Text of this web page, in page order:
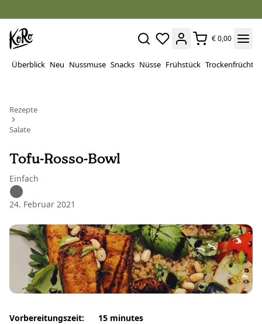
€ 0,00
Überblick Neu Nussmuse Snacks Nüsse Frühstück Trockenfrüchte
Rezepte
Salate
Tofu-Rosso-Bowl
Einfach
24. Februar 2021
Vorbereitungszeit:
15 minutes